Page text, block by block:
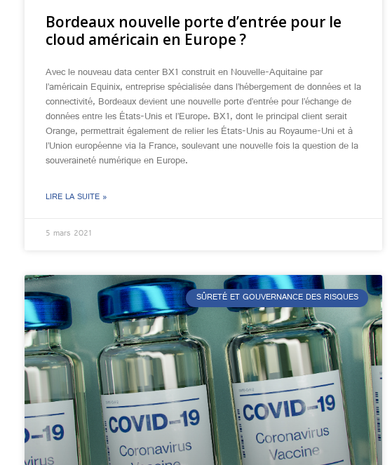
Bordeaux nouvelle porte d’entrée pour le
cloud américain en Europe ?
Avec le nouveau data center BX1 construit en Nouvelle-Aquitaine par
l’américain Equinix, entreprise spécialisée dans l’hébergement de données et la
connectivité, Bordeaux devient une nouvelle porte d’entrée pour l’échange de
données entre les États-Unis et l’Europe. BX1, dont le principal client serait
Orange, permettrait également de relier les États-Unis au Royaume-Uni et à
l’Union européenne via la France, soulevant une nouvelle fois la question de la
souveraineté numérique en Europe.
LIRE LA SUITE »
5 mars 2021
SÛRETÉ ET GOUVERNANCE DES RISQUES